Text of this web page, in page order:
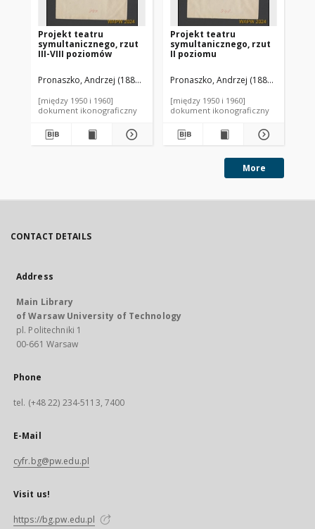
Projekt teatru
symultanicznego, rzut
III-VIII poziomów
Pronaszko, Andrzej (1888-1961). Autor Syrkus, Szymon (1893-1964).
[między 1950 i 1960]
dokument ikonograficzny
Projekt teatru
symultanicznego, rzut
II poziomu
Pronaszko, Andrzej (1888-1961).
[między 1950 i 1960]
dokument ikonograficzny
More
CONTACT DETAILS
Address
Main Library
of Warsaw University of Technology
pl. Politechniki 1
00-661 Warsaw
Phone
tel. (+48 22) 234-5113, 7400
E-Mail
cyfr.bg@pw.edu.pl
Visit us!
https://bg.pw.edu.pl